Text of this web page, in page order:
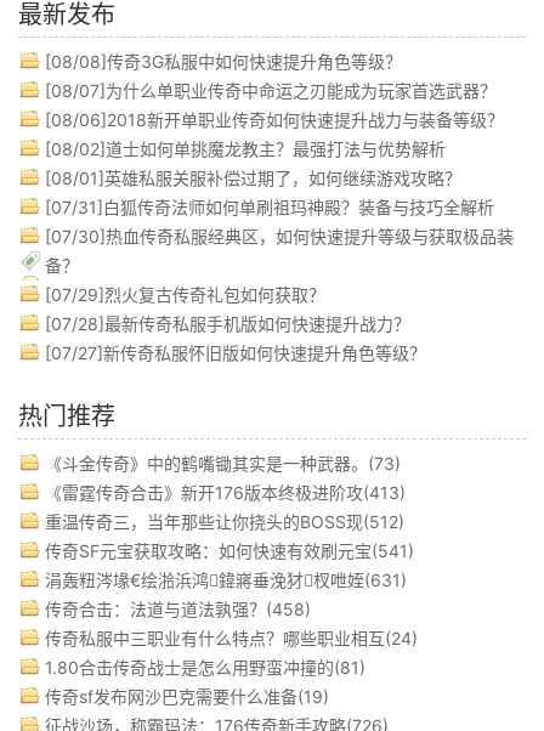
最新发布
[08/08]传奇3G私服中如何快速提升角色等级？
[08/07]为什么单职业传奇中命运之刃能成为玩家首选武器？
[08/06]2018新开单职业传奇如何快速提升战力与装备等级？
[08/02]道士如何单挑魔龙教主？最强打法与优势解析
[08/01]英雄私服关服补偿过期了，如何继续游戏攻略？
[07/31]白狐传奇法师如何单刷祖玛神殿？装备与技巧全解析
[07/30]热血传奇私服经典区，如何快速提升等级与获取极品装
备？
[07/29]烈火复古传奇礼包如何获取？
[07/28]最新传奇私服手机版如何快速提升战力？
[07/27]新传奇私服怀旧版如何快速提升角色等级？
热门推荐
《斗金传奇》中的鹤嘴锄其实是一种武器。(73)
《雷霆传奇合击》新开176版本终极进阶攻(413)
重温传奇三，当年那些让你挠头的BOSS现(512)
传奇SF元宝获取攻略：如何快速有效刷元宝(541)
涓轰粈涔堟€绘湁浜鸿鍏嶈垂浼犲杈呭姪(631)
传奇合击：法道与道法孰强？(458)
传奇私服中三职业有什么特点？哪些职业相互(24)
1.80合击传奇战士是怎么用野蛮冲撞的(81)
传奇sf发布网沙巴克需要什么准备(19)
征战沙场，称霸玛法：176传奇新手攻略(726)